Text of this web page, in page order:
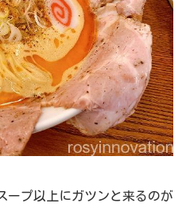
ープ以上にガツンと来るのが